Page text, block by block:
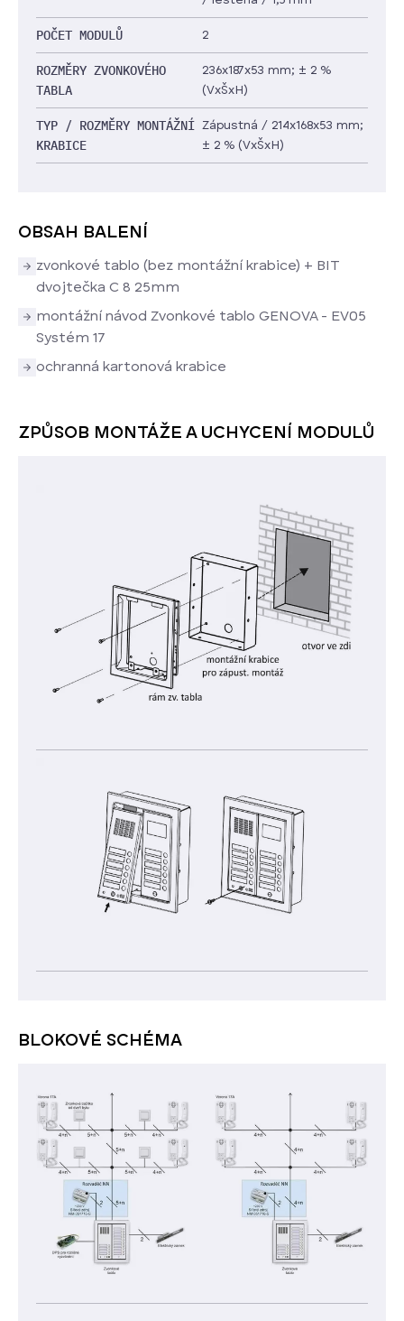
POČET MODULŮ 2
ROZMĚRY ZVONKOVÉHO
TABLA
236x187x53 mm; ± 2 %
(VxŠxH)
TYP / ROZMĚRY MONTÁŽNÍ
KRABICE
Zápustná / 214x168x53 mm;
± 2 % (VxŠxH)
OBSAH BALENÍ
zvonkové tablo (bez montážní krabice) + BIT
dvojtečka C 8 25mm
montážní návod Zvonkové tablo GENOVA - EV05
Systém 17
ochranná kartonová krabice
ZPŮSOB MONTÁŽE A UCHYCENÍ MODULŮ
BLOKOVÉ SCHÉMA